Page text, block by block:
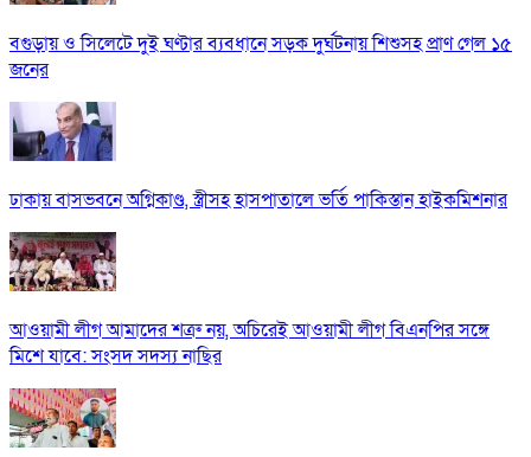
বগুড়ায় ও সিলেটে দুই ঘণ্টার ব্যবধানে সড়ক দুর্ঘটনায় শিশুসহ প্রাণ গেল ১৫
জনের
ঢাকায় বাসভবনে অগ্নিকাণ্ড, স্ত্রীসহ হাসপাতালে ভর্তি পাকিস্তান হাইকমিশনার
আওয়ামী লীগ আমাদের শত্রু নয়, অচিরেই আওয়ামী লীগ বিএনপির সঙ্গে
মিশে যাবে: সংসদ সদস্য নাছির